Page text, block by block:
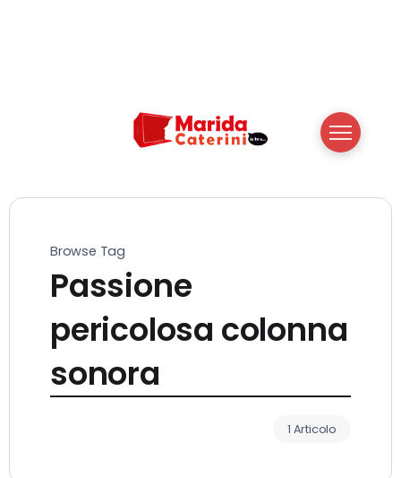
Browse Tag
Passione
pericolosa colonna
sonora
1 Articolo